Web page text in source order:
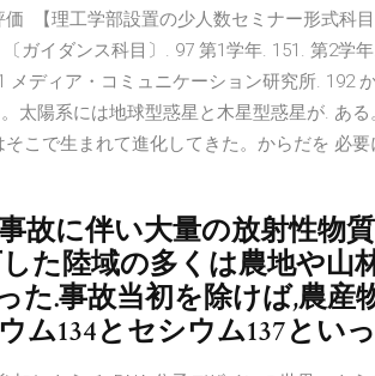
【理工学部設置の少人数セミナー形式科
ガイダンス科目〕. 97 第1学年. 151. 第2学
ディア・コミュニケーション研究所. 192
太陽系には地球型惑星と木星型惑星が. あ
こで生まれて進化してきた。からだを 必要
故に伴い大量の放射性物
た陸域の多くは農地や山
た.事故当初を除けば,農産
ム134とセシウム137とい